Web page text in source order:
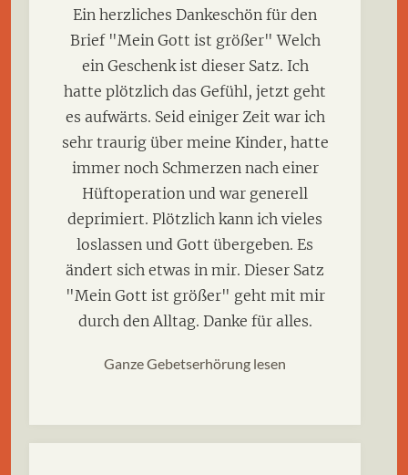
Ein herzliches Dankeschön für den
Brief "Mein Gott ist größer" Welch
ein Geschenk ist dieser Satz. Ich
hatte plötzlich das Gefühl, jetzt geht
es aufwärts. Seid einiger Zeit war ich
sehr traurig über meine Kinder, hatte
immer noch Schmerzen nach einer
Hüftoperation und war generell
deprimiert. Plötzlich kann ich vieles
loslassen und Gott übergeben. Es
ändert sich etwas in mir. Dieser Satz
"Mein Gott ist größer" geht mit mir
durch den Alltag. Danke für alles.
Ganze Gebetserhörung lesen